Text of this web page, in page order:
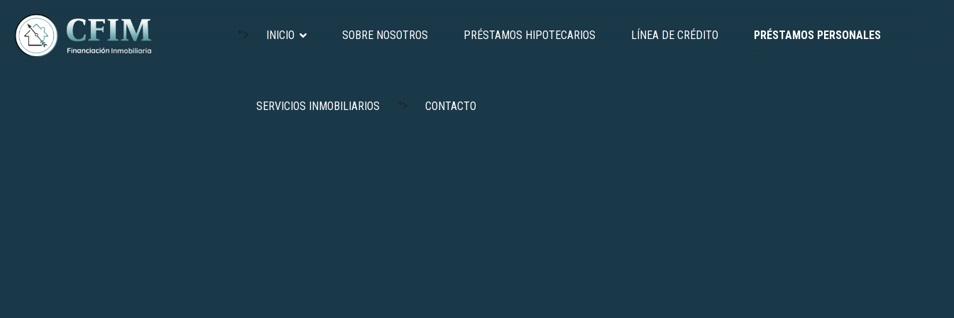
"> INICIO SOBRE NOSOTROS PRÉSTAMOS HIPOTECARIOS LÍNEA DE CRÉDITO PRÉSTAMOS PERSONALES
SERVICIOS INMOBILIARIOS "> CONTACTO